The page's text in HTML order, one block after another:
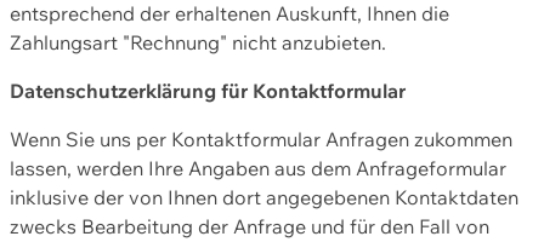
entsprechend der erhaltenen Auskunft, Ihnen die
Zahlungsart "Rechnung" nicht anzubieten.
Datenschutzerklärung für Kontaktformular
Wenn Sie uns per Kontaktformular Anfragen zukommen
lassen, werden Ihre Angaben aus dem Anfrageformular
inklusive der von Ihnen dort angegebenen Kontaktdaten
zwecks Bearbeitung der Anfrage und für den Fall von